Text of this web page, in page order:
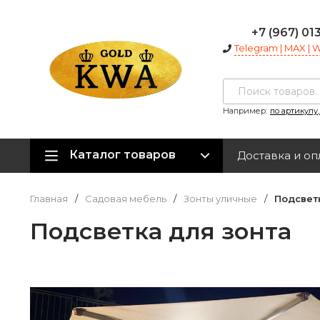
+7 (967)
Telegram | MAX |
Например: по
Каталог товаров Доставка и
Главная / Садовая мебель / Зонты уличные /
Подсветка для зонта